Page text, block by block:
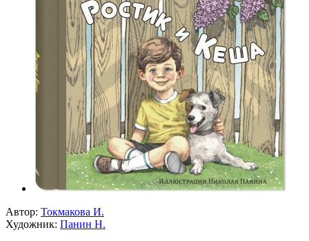
Автор: Токмакова И.
Художник: Панин Н.